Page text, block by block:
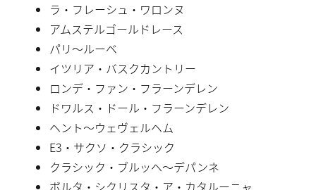
ラ・フレーシュ・ワロンヌ
アムステルゴールドレース
パリ〜ルーベ
イツリア・バスクカントリー
ロンデ・ファン・フラーンデレン
ドワルス・ドール・フラーンデレン
ヘント〜ウェヴェルヘム
E3・サクソ・クラシック
クラシック・ブルッヘ〜デパンネ